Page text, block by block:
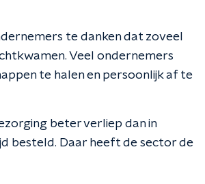
te danken dat zoveel
Veel ondernemers
te halen en persoonlijk af te
beter verliep dan in
besteld. Daar heeft de sector de